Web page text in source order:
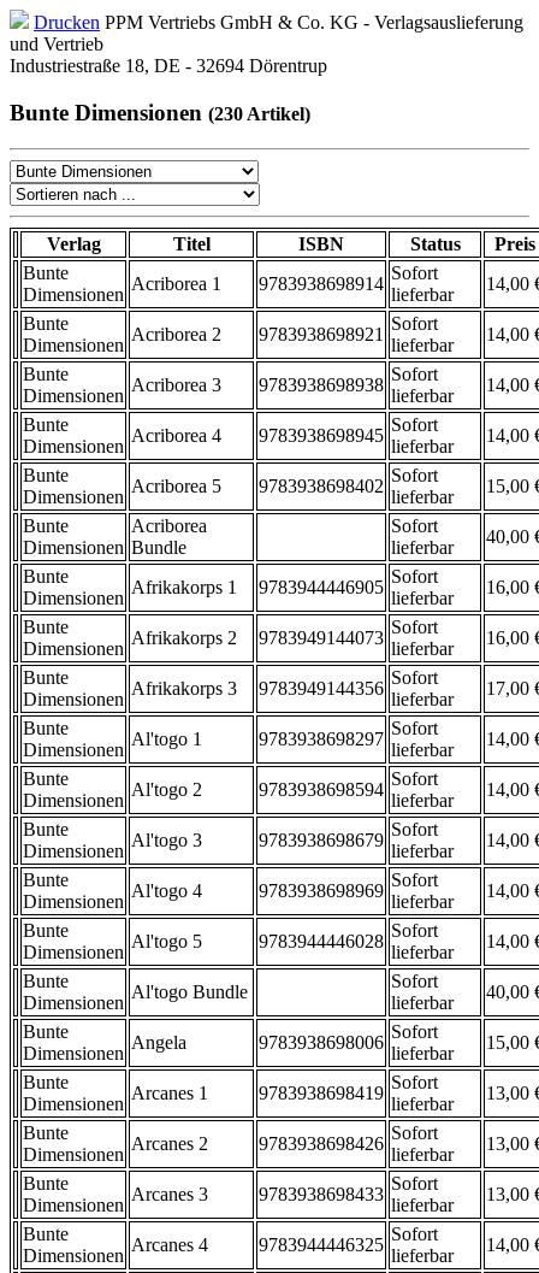
Drucken PPM Vertriebs GmbH & Co. KG - Verlagsauslieferung
und Vertrieb
Industriestraße 18, DE - 32694 Dörentrup
Bunte Dimensionen (230 Artikel)
Verlag Titel ISBN Status
Preis
Bunte
Dimensionen
Acriborea 1 9783938698914
Sofort
lieferbar
14,00
Bunte
Dimensionen
Acriborea 2 9783938698921
Sofort
lieferbar
14,00
Bunte
Dimensionen
Acriborea 3 9783938698938
Sofort
lieferbar
14,00
Bunte
Dimensionen
Acriborea 4 9783938698945
Sofort
lieferbar
14,00
Bunte
Dimensionen
Acriborea 5 9783938698402
Sofort
lieferbar
15,00
Bunte
Dimensionen
Acriborea
Bundle
Sofort
lieferbar
40,00
Bunte
Dimensionen
Afrikakorps 1 9783944446905
Sofort
lieferbar
16,00
Bunte
Dimensionen
Afrikakorps 2 9783949144073
Sofort
lieferbar
16,00
Bunte
Dimensionen
Afrikakorps 3 9783949144356
Sofort
lieferbar
17,00
Bunte
Dimensionen
Al'togo 1 9783938698297
Sofort
lieferbar
14,00
Bunte
Dimensionen
Al'togo 2 9783938698594
Sofort
lieferbar
14,00
Bunte
Dimensionen
Al'togo 3 9783938698679
Sofort
lieferbar
14,00
Bunte
Dimensionen
Al'togo 4 9783938698969
Sofort
lieferbar
14,00
Bunte
Dimensionen
Al'togo 5 9783944446028
Sofort
lieferbar
14,00
Bunte
Dimensionen
Al'togo Bundle
Sofort
lieferbar
40,00
Bunte
Dimensionen
Angela 9783938698006
Sofort
lieferbar
15,00
Bunte
Dimensionen
Arcanes 1 9783938698419
Sofort
lieferbar
13,00
Bunte
Dimensionen
Arcanes 2 9783938698426
Sofort
lieferbar
13,00
Bunte
Dimensionen
Arcanes 3 9783938698433
Sofort
lieferbar
13,00
Bunte
Dimensionen
Arcanes 4 9783944446325
Sofort
lieferbar
14,00